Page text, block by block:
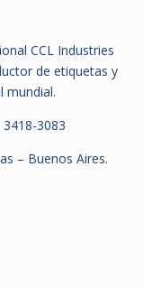
CCL Industries
de etiquetas y
mundial.
3418-3083
– Buenos Aires.